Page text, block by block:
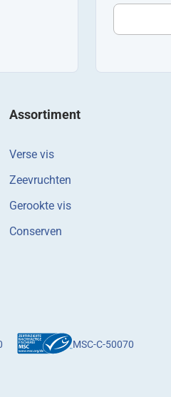
Assortiment
Verse vis
Zeevruchten
Gerookte vis
Conserven
MSC-C-50070